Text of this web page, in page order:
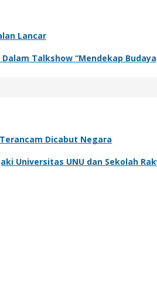
Lancar
Talkshow “Mendekap
Dicabut Negara
Universitas UNU dan Sekolah